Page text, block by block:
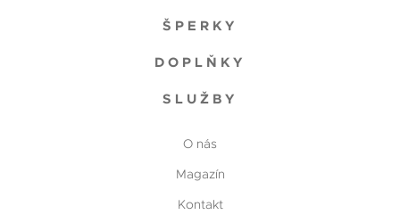
ŠPERKY
DOPLŇKY
SLUŽBY
O nás
Magazín
Kontakt